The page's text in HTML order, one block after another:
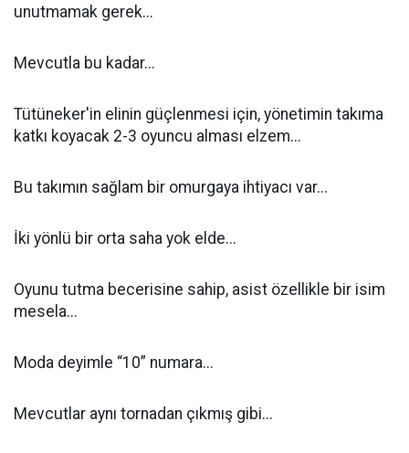
unutmamak gerek...
Mevcutla bu kadar...
Tütüneker'in elinin güçlenmesi için, yönetimin takıma
katkı koyacak 2-3 oyuncu alması elzem...
Bu takımın sağlam bir omurgaya ihtiyacı var...
İki yönlü bir orta saha yok elde...
Oyunu tutma becerisine sahip, asist özellikle bir isim
mesela...
Moda deyimle “10” numara...
Mevcutlar aynı tornadan çıkmış gibi...